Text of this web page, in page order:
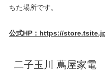
ちた場所です。
公式HP：https://
二子玉川 蔦屋家電